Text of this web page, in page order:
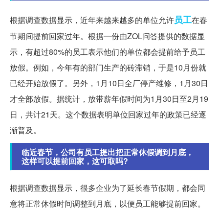
根据调查数据显示，近年来越来越多的单位允许员工在春
节期间提前回家过年。根据一份由ZOL问答提供的数据显
示，有超过80%的员工表示他们的单位都会提前给予员工
放假。例如，今年有的部门生产的砖滞销，于是10月份就
已经开始放假了。另外，1月10日全厂停产维修，1月30日
才全部放假。据统计，放带薪年假时间为1月30日至2月19
日，共计21天。这个数据表明单位回家过年的政策已经逐
渐普及。
临近春节，公司有员工提出把正常休假调到月底，
这样可以提前回家，这可取吗?
根据调查数据显示，很多企业为了延长春节假期，都会同
意将正常休假时间调整到月底，以便员工能够提前回家。